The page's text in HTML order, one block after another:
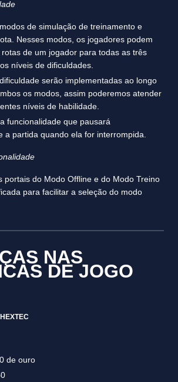
de simulação de treinamento e
Nesses modos, os jogadores podem
de um jogador para todas as três
níveis de dificuldades.
serão implementadas ao longo
os modos, assim poderemos atender
níveis de habilidade.
funcionalidade que pausará
a partida quando ela for interrompida.
portais do Modo Offline e do Modo Treino
para facilitar a seleção do modo
NAS
DE JOGO
de ouro